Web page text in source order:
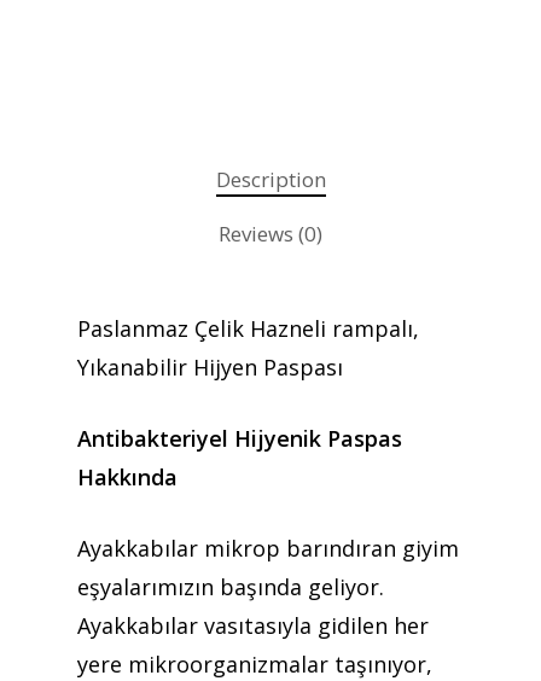
Description
Reviews (0)
Paslanmaz Çelik Hazneli rampalı,
Yıkanabilir Hijyen Paspası
Antibakteriyel Hijyenik Paspas
Hakkında
Ayakkabılar mikrop barındıran giyim
eşyalarımızın başında geliyor.
Ayakkabılar vasıtasıyla gidilen her
yere mikroorganizmalar taşınıyor,